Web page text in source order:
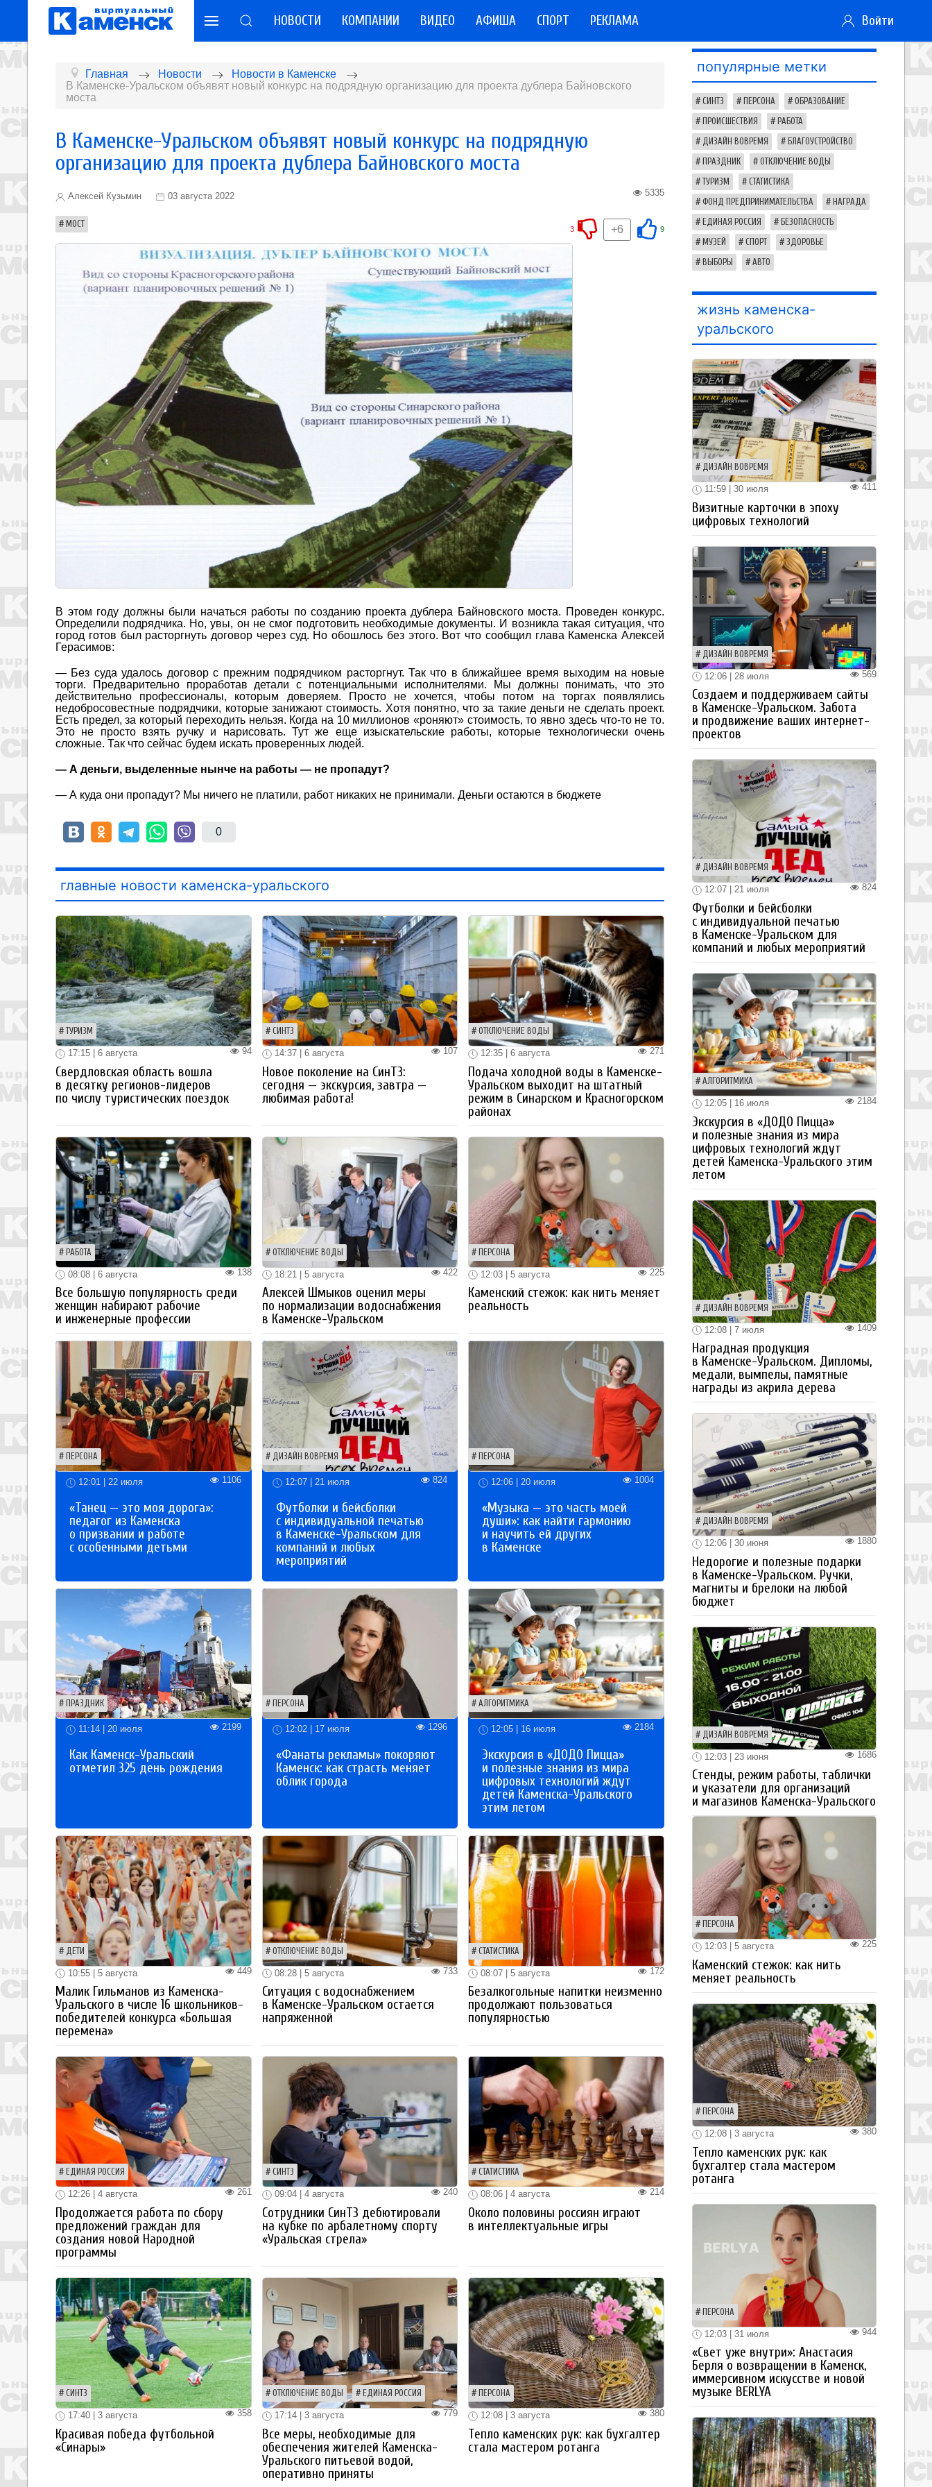
НОВОСТИ КОМПАНИИ ВИДЕО АФИША СПОРТ РЕКЛАМА Войти
Главная Новости
Новости в Каменске
В Каменске-Уральском объявят новый конкурс на подрядную организацию для проекта дублера Байновского
моста
В Каменске-Уральском объявят новый конкурс на подрядную
организацию для проекта дублера Байновского моста
Алексей Кузьмин 03 августа 2022 5335
МОСТ 9
+6
3
В этом году должны были начаться работы по созданию проекта дублера Байновского моста. Проведен конкурс.
Определили подрядчика. Но, увы, он не смог подготовить необходимые документы. И возникла такая ситуация, что
город готов был расторгнуть договор через суд. Но обошлось без этого. Вот что сообщил глава Каменска Алексей
Герасимов:
— Без суда удалось договор с прежним подрядчиком расторгнут. Так что в ближайшее время выходим на новые
торги. Предварительно проработав детали с потенциальными исполнителями. Мы должны понимать, что это
действительно профессионалы, которым доверяем. Просто не хочется, чтобы потом на торгах появлялись
недобросовестные подрядчики, которые занижают стоимость. Хотя понятно, что за такие деньги не сделать проект.
Есть предел, за который переходить нельзя. Когда на 10 миллионов «роняют» стоимость, то явно здесь что-то не то.
Это не просто взять ручку и нарисовать. Тут же еще изыскательские работы, которые технологически очень
сложные. Так что сейчас будем искать проверенных людей.
— А деньги, выделенные нынче на работы — не пропадут?
— А куда они пропадут? Мы ничего не платили, работ никаких не принимали. Деньги остаются в бюджете
0
главные новости каменска-уральского
ТУРИЗМ
94
17:15 | 6 августа
Свердловская область вошла
в десятку регионов-лидеров
по числу туристических поездок
СИНТЗ
107
14:37 | 6 августа
Новое поколение на СинТЗ:
сегодня — экскурсия, завтра —
любимая работа!
ОТКЛЮЧЕНИЕ ВОДЫ
271
12:35 | 6 августа
Подача холодной воды в Каменске-
Уральском выходит на штатный
режим в Синарском и Красногорском
районах
РАБОТА
138
08:08 | 6 августа
Все большую популярность среди
женщин набирают рабочие
и инженерные профессии
ОТКЛЮЧЕНИЕ ВОДЫ
422
18:21 | 5 августа
Алексей Шмыков оценил меры
по нормализации водоснабжения
в Каменске-Уральском
ПЕРСОНА
225
12:03 | 5 августа
Каменский стежок: как нить меняет
реальность
ПЕРСОНА
12:01 | 22 июля 1106
«Танец — это моя дорога»:
педагог из Каменска
о призвании и работе
с особенными детьми
ДИЗАЙН ВОВРЕМЯ
12:07 | 21 июля 824
Футболки и бейсболки
с индивидуальной печатью
в Каменске-Уральском для
компаний и любых
мероприятий
ПЕРСОНА
12:06 | 20 июля 1004
«Музыка — это часть моей
души»: как найти гармонию
и научить ей других
в Каменске
ПРАЗДНИК
11:14 | 20 июля 2199
Как Каменск-Уральский
отметил 325 день рождения
ПЕРСОНА
12:02 | 17 июля 1296
«Фанаты рекламы» покоряют
Каменск: как страсть меняет
облик города
АЛГОРИТМИКА
12:05 | 16 июля 2184
Экскурсия в «ДОДО Пицца»
и полезные знания из мира
цифровых технологий ждут
детей Каменска-Уральского
этим летом
ДЕТИ
449
10:55 | 5 августа
Малик Гильманов из Каменска-
Уральского в числе 16 школьников-
победителей конкурса «Большая
перемена»
ОТКЛЮЧЕНИЕ ВОДЫ
733
08:28 | 5 августа
Ситуация с водоснабжением
в Каменске-Уральском остается
напряженной
СТАТИСТИКА
172
08:07 | 5 августа
Безалкогольные напитки неизменно
продолжают пользоваться
популярностью
ЕДИНАЯ РОССИЯ
261
12:26 | 4 августа
Продолжается работа по сбору
предложений граждан для
создания новой Народной
программы
СИНТЗ
240
09:04 | 4 августа
Сотрудники СинТЗ дебютировали
на кубке по арбалетному спорту
«Уральская стрела»
СТАТИСТИКА
214
08:06 | 4 августа
Около половины россиян играют
в интеллектуальные игры
СИНТЗ
358
17:40 | 3 августа
Красивая победа футбольной
«Синары»
ОТКЛЮЧЕНИЕ ВОДЫ ЕДИНАЯ РОССИЯ
779
17:14 | 3 августа
Все меры, необходимые для
обеспечения жителей Каменска-
Уральского питьевой водой,
оперативно приняты
ПЕРСОНА
380
12:08 | 3 августа
Тепло каменских рук: как бухгалтер
стала мастером ротанга
популярные метки
СИНТЗ ПЕРСОНА ОБРАЗОВАНИЕ
ПРОИСШЕСТВИЯ РАБОТА
ДИЗАЙН ВОВРЕМЯ БЛАГОУСТРОЙСТВО
ПРАЗДНИК ОТКЛЮЧЕНИЕ ВОДЫ
ТУРИЗМ СТАТИСТИКА
ФОНД ПРЕДПРИНИМАТЕЛЬСТВА НАГРАДА
ЕДИНАЯ РОССИЯ БЕЗОПАСНОСТЬ
МУЗЕЙ СПОРТ ЗДОРОВЬЕ
ВЫБОРЫ АВТО
жизнь каменска-
уральского
ДИЗАЙН ВОВРЕМЯ
411
11:59 | 30 июля
Визитные карточки в эпоху
цифровых технологий
ДИЗАЙН ВОВРЕМЯ
569
12:06 | 28 июля
Создаем и поддерживаем сайты
в Каменске-Уральском. Забота
и продвижение ваших интернет-
проектов
ДИЗАЙН ВОВРЕМЯ
824
12:07 | 21 июля
Футболки и бейсболки
с индивидуальной печатью
в Каменске-Уральском для
компаний и любых мероприятий
АЛГОРИТМИКА
2184
12:05 | 16 июля
Экскурсия в «ДОДО Пицца»
и полезные знания из мира
цифровых технологий ждут
детей Каменска-Уральского этим
летом
ДИЗАЙН ВОВРЕМЯ
1409
12:08 | 7 июля
Наградная продукция
в Каменске-Уральском. Дипломы,
медали, вымпелы, памятные
награды из акрила дерева
ДИЗАЙН ВОВРЕМЯ
1880
12:06 | 30 июня
Недорогие и полезные подарки
в Каменске-Уральском. Ручки,
магниты и брелоки на любой
бюджет
ДИЗАЙН ВОВРЕМЯ
1686
12:03 | 23 июня
Стенды, режим работы, таблички
и указатели для организаций
и магазинов Каменска-Уральского
ПЕРСОНА
225
12:03 | 5 августа
Каменский стежок: как нить
меняет реальность
ПЕРСОНА
380
12:08 | 3 августа
Тепло каменских рук: как
бухгалтер стала мастером
ротанга
ПЕРСОНА
944
12:03 | 31 июля
«Свет уже внутри»: Анастасия
Берля о возвращении в Каменск,
иммерсивном искусстве и новой
музыке BERLYA